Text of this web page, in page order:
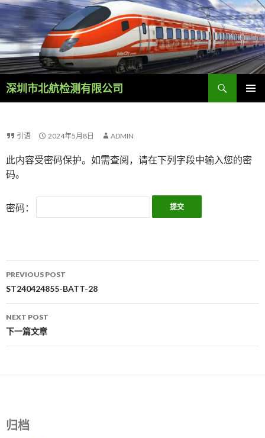
深圳市北航检测有限公司
Search
引语 2024年5月8日 ADMIN
此内容受密码保护。如需查阅，请在下列字段中输入您的密
码。
密码：
Post
navigation
PREVIOUS POST
ST240424855-BATT-28
NEXT POST
下一篇文章
归档